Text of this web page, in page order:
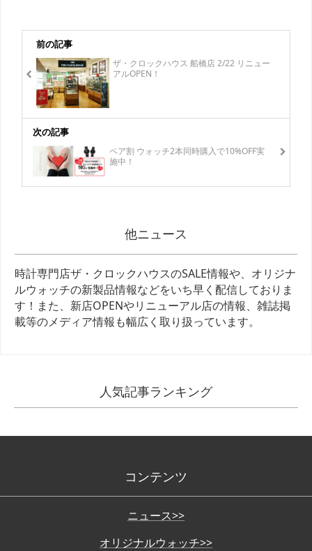
前の記事
ザ・クロックハウス 船橋店 2/22 リニュー
アルOPEN！
次の記事
ペア割 ウォッチ2本同時購入で10%OFF実
施中！
他ニュース
時計専門店ザ・クロックハウスのSALE情報や、オリジナ
ルウォッチの新製品情報などをいち早く配信しておりま
す！また、新店OPENやリニューアル店の情報、雑誌掲
載等のメディア情報も幅広く取り扱っています。
人気記事ランキング
コンテンツ
ニュース>>
オリジナルウォッチ>>